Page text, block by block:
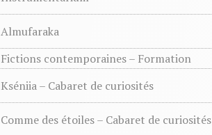
Almufaraka
Fictions contemporaines – Formation
Kséniia – Cabaret de curiosités
Comme des étoiles – Cabaret de curiosités